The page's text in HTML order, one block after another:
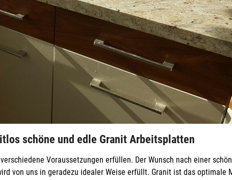
schöne und edle Granit Arbeitsplatten
Voraussetzungen erfüllen. Der Wunsch nach einer
von uns in geradezu idealer Weise erfüllt. Granit ist das optimale